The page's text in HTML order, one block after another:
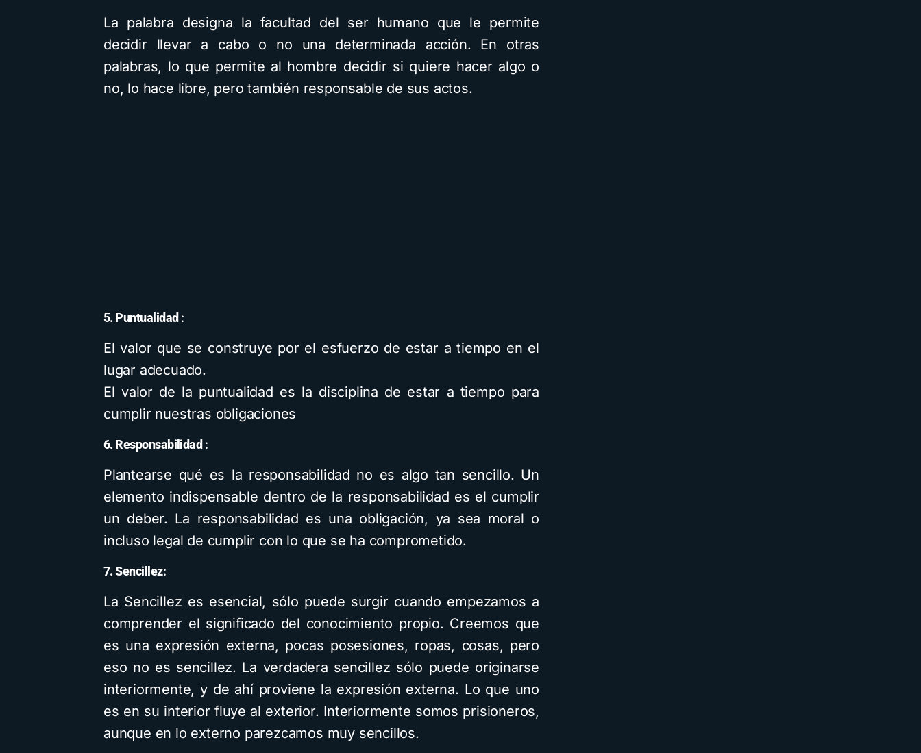
La palabra designa la facultad del ser humano que le permite
decidir llevar a cabo o no una determinada acción. En otras
palabras, lo que permite al hombre decidir si quiere hacer algo o
no, lo hace libre, pero también responsable de sus actos.
5. Puntualidad :
El valor que se construye por el esfuerzo de estar a tiempo en el
lugar adecuado.
El valor de la puntualidad es la disciplina de estar a tiempo para
cumplir nuestras obligaciones
6. Responsabilidad :
Plantearse qué es la responsabilidad no es algo tan sencillo. Un
elemento indispensable dentro de la responsabilidad es el cumplir
un deber. La responsabilidad es una obligación, ya sea moral o
incluso legal de cumplir con lo que se ha comprometido.
7. Sencillez:
La Sencillez es esencial, sólo puede surgir cuando empezamos a
comprender el significado del conocimiento propio. Creemos que
es una expresión externa, pocas posesiones, ropas, cosas, pero
eso no es sencillez. La verdadera sencillez sólo puede originarse
interiormente, y de ahí proviene la expresión externa. Lo que uno
es en su interior fluye al exterior. Interiormente somos prisioneros,
aunque en lo externo parezcamos muy sencillos.